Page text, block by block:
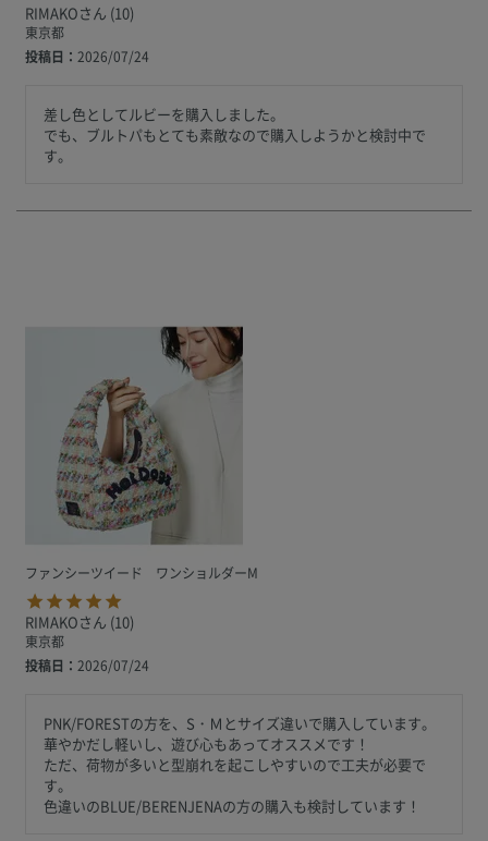
RIMAKO 10
東京都
投稿日
2026/07/24
差し色としてルビーを購入しました。
でも、ブルトパもとても素敵なので購入しようかと検討中で
ファンシーツイード ワンショルダーM
RIMAKO 10
東京都
投稿日
2026/07/24
PNK/FORESTの方を、S・Ｍとサイズ違いで購入しています。
華やかだし軽いし、遊び心もあってオススメです！
ただ、荷物が多いと型崩れを起こしやすいので工夫が必要で
す。
色違いのBLUE/BERENJENAの方の購入も検討しています！